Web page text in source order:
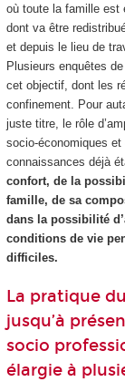
où toute la famille est
dont va être
et depuis le lieu de
Plusieurs enquêtes
cet objectif, dont les
confinement. Pour
juste titre, le rôle
socio-économiques
connaissances déjà
confort, de la
famille, de sa
dans la possibilité
conditions de vie
difficiles.
La pratique
jusqu’à
socio
élargie à